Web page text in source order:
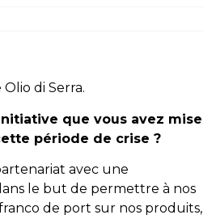
di Serra.
que vous avez mise
période de crise ?
avec une
le but de permettre à nos
de port sur nos produits,